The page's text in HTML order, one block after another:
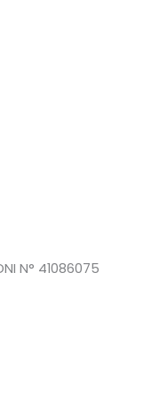
N° 41086075